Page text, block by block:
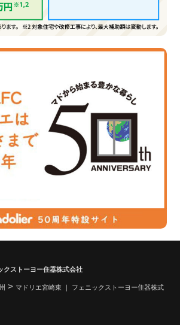
クストーヨー住器株式会社
> マドリエ宮崎東 ｜ フェニックストーヨー住器株式